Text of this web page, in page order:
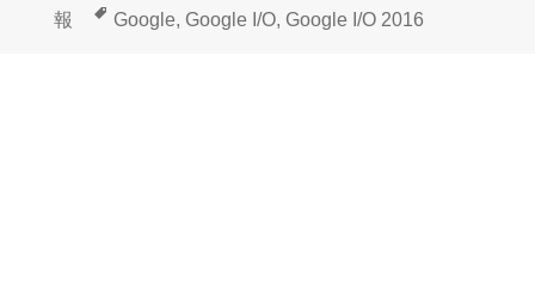
成
テ
報
タ
Google, Google I/O, Google I/O 2016